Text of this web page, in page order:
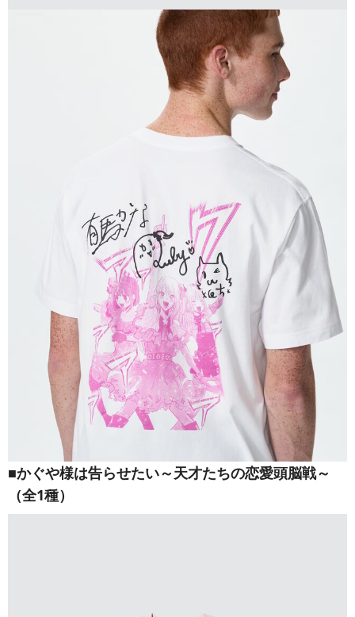
■かぐや様は告らせたい～天才たちの恋愛頭脳戦～
（全1種）